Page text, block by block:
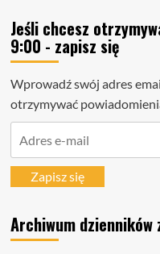
Jeśli chcesz
9:00 - zapisz się
Wprowadź swój adres
otrzymywać
mailZapisz się
Archiwum dzienników